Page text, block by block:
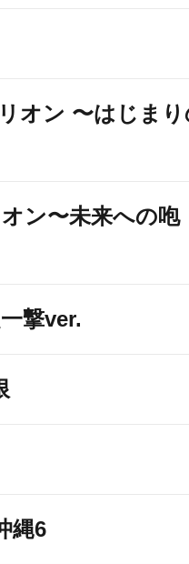
オン 〜はじま
ン〜未来への咆
撃ver.
縄6